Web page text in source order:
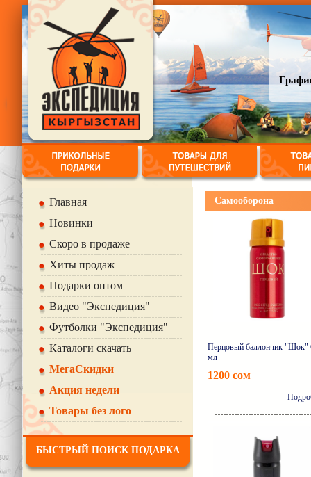
Главная
Новинки
Скоро в продаже
Хиты продаж
Подарки оптом
Видео "Экспедиция"
Футболки "Экспедиция"
Каталоги скачать
МегаСкидки
Акция недели
Товары без лого
БЫСТРЫЙ ПОИСК ПОДАРКА
Самооборона
Перцовый баллончик "Шок"
мл
1200 сом